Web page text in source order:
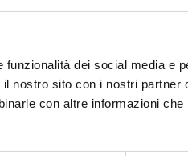
dei social media e
nostro sito con i nostri partner
con altre informazioni che